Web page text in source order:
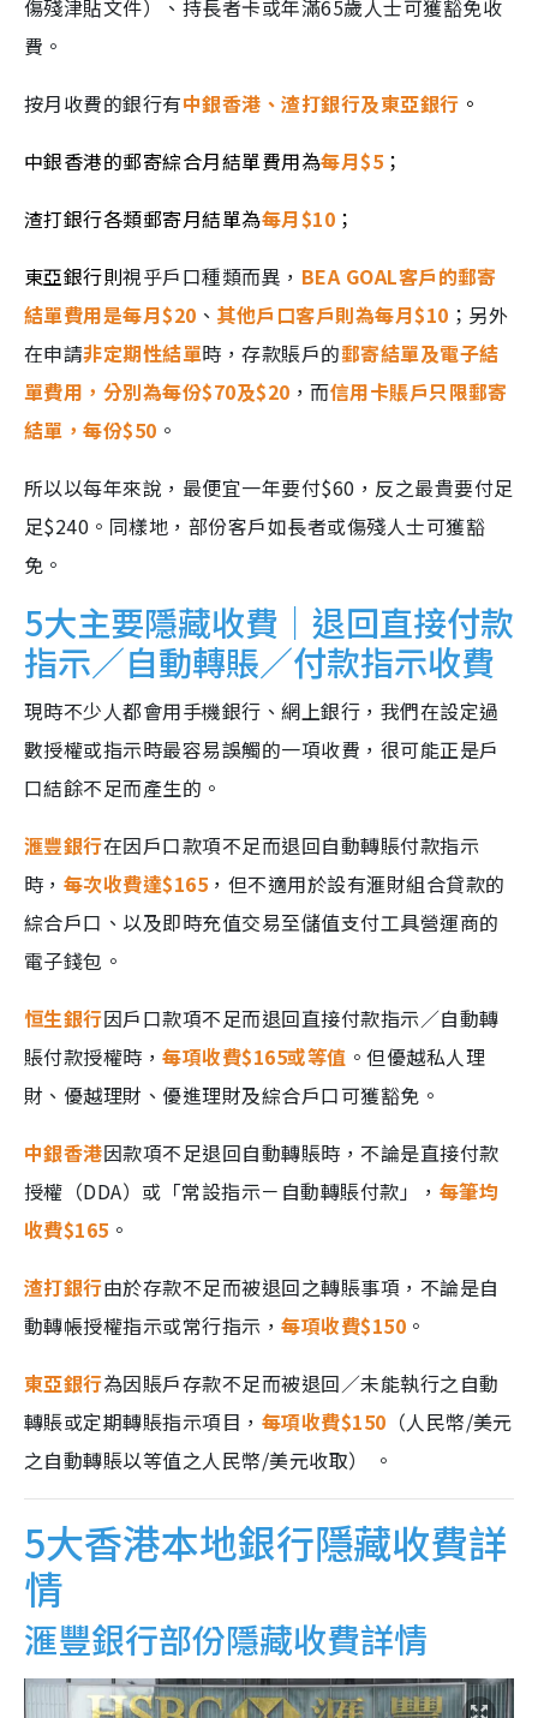
傷殘津貼文件）、持長者卡或年滿65歲人士可獲豁免收
費。
按月收費的銀行有中銀香港、渣打銀行及東亞銀行 。
中銀香港的郵寄綜合月結單費用為每月$5 ；
渣打銀行各類郵寄月結單為每月$10 ；
東亞銀行則視乎戶口種類而異， BEA GOAL客戶的郵寄
結單費用是每月$20 、 其他戶口客戶則為每月$10 ；另外
在申請非定期性結單時，存款賬戶的郵寄結單及電子結
單費用，分別為每份$70及$20 ，而信用卡賬戶只限郵寄
結單，每份$50 。
所以以每年來說，最便宜一年要付$60，反之最貴要付足
足$240。同樣地，部份客戶如長者或傷殘人士可獲豁
免。
5大主要隱藏收費｜退回直接付款
指示／自動轉賬／付款指示收費
現時不少人都會用手機銀行、網上銀行，我們在設定過
數授權或指示時最容易誤觸的一項收費，很可能正是戶
口結餘不足而產生的。
滙豐銀行在因戶口款項不足而退回自動轉賬付款指示
時， 每次收費達$165 ，但不適用於設有滙財組合貸款的
綜合戶口、以及即時充值交易至儲值支付工具營運商的
電子錢包。
恒生銀行因戶口款項不足而退回直接付款指示／自動轉
賬付款授權時，每項收費$165或等值 。但優越私人理
財、優越理財、優進理財及綜合戶口可獲豁免。
中銀香港因款項不足退回自動轉賬時，不論是直接付款
授權（DDA）或「常設指示－自動轉賬付款」， 每筆均
收費$165 。
渣打銀行由於存款不足而被退回之轉賬事項，不論是自
動轉帳授權指示或常行指示，每項收費$150 。
東亞銀行為因賬戶存款不足而被退回／未能執行之自動
轉賬或定期轉賬指示項目， 每項收費$150 （人民幣/美元
之自動轉賬以等值之人民幣/美元收取） 。
5大香港本地銀行隱藏收費詳
情
滙豐銀行部份隱藏收費詳情